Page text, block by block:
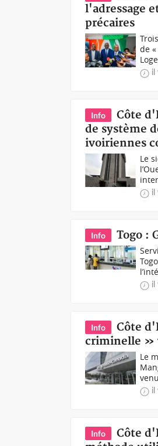
l'adressage
précaires
de
il
Info
Côte
de système
ivoiriennes
Le
il
Info Togo :
il
Info
Côte
criminelle »
Le
il
Info
Côte